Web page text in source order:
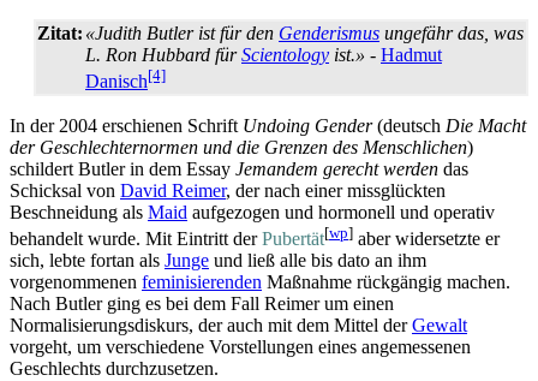
Zitat: «Judith Butler ist für den Genderismus ungefähr das, was
L. Ron Hubbard fürScientology ist.» - Hadmut
Danisch[4]
In der 2004 erschienen Schrift Undoing Gender(deutsch Die Macht
der Geschlechter­normen und die Grenzen des Menschlichen)
schildert Butler in dem Essay Jemandem gerecht werden das
Schicksal von David Reimer, der nach einer missglückten
Beschneidung als Maid aufgezogen und hormonell und operativ
behandelt wurde. Mit Eintritt derPubertät[wp] aber widersetzte er
sich, lebte fortan als Junge und ließ alle bis dato an ihm
vorgenommenen feminisierenden Maßnahme rückgängig machen.
Nach Butler ging es bei dem Fall Reimer um einen
Normalisierungs­diskurs, der auch mit dem Mittel derGewalt
vorgeht, um verschiedene Vorstellungen eines angemessenen
Geschlechts durchzusetzen.